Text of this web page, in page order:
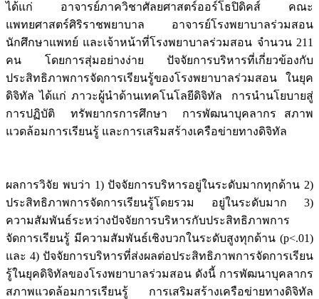
ได้แก่ อาจารย์ภาควิชาศัลยศาสตร์ออร์โธปิดิคส์ คณะ
แพทยศาสตร์ศิริราชพยาบาล อาจารย์โรงพยาบาลร่วมสอน
นักศึกษาแพทย์ และเจ้าหน้าที่โรงพยาบาลร่วมสอน จำนวน 211
คน โดยการสุ่มอย่างง่าย ปัจจัยการบริหารที่เกี่ยวข้องกับ
ประสิทธิภาพการจัดการเรียนรู้ของโรงพยาบาลร่วมสอน ในยุค
ดิจิทัล ได้แก่ ภาวะผู้นำด้านเทคโนโลยีดิจิทัล การนำนโยบายสู่
การปฏิบัติ ทรัพยากรการศึกษา การพัฒนาบุคลากร สภาพ
แวดล้อมการเรียนรู้ และการเสริมสร้างเครือข่ายทางดิจิทัล
ผลการวิจัย พบว่า 1) ปัจจัยการบริหารอยู่ในระดับมากทุกด้าน 2)
ประสิทธิภาพการจัดการเรียนรู้โดยรวม อยู่ในระดับมาก 3)
ความสัมพันธ์ระหว่างปัจจัยการบริหารกับประสิทธิภาพการ
จัดการเรียนรู้ มีความสัมพันธ์เชิงบวกในระดับสูงทุกด้าน (p<.01)
และ 4) ปัจจัยการบริหารที่ส่งผลต่อประสิทธิภาพการจัดการเรียน
รู้ในยุคดิจิทัลของโรงพยาบาลร่วมสอน ดังนี้ การพัฒนาบุคลากร
สภาพแวดล้อมการเรียนรู้ การเสริมสร้างเครือข่ายทางดิจิทัล